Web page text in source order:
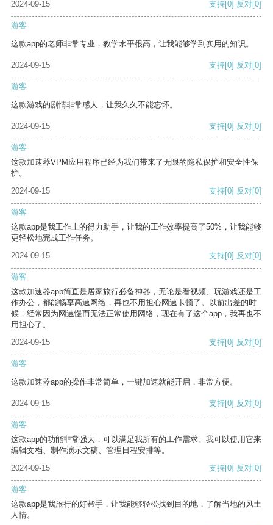
2024-09-15
支持[0] 反对[0]
游客
这款app的老师非常专业，教学水平很高，让我能够学到实用的知识。
2024-09-15 支持[0] 反对[0]
游客
这款游戏的剧情非常感人，让我久久不能忘怀。
2024-09-15 支持[0] 反对[0]
游客
这款加速器VPM应用程序已经为我们带来了无限的隐私保护和安全性保
护。
2024-09-15
支持[0] 反对[0]
游客
这款app是我工作上的得力助手，让我的工作效率提高了50%，让我能够
更轻松地完成工作任务。
2024-09-15
支持[0] 反对[0]
游客
这款加速器app简直是居家旅行必备神器，无论是看视频、玩游戏还是工
作办公，都能畅享高速网络，再也不用担心网速卡顿了。以前出差的时
候，经常因为网速慢而无法正常使用网络，现在有了这个app，我再也不
用担心了。
2024-09-15
支持[0] 反对[0]
游客
这款加速器app的操作非常简单，一键加速就能开启，非常方便。
2024-09-15 支持[0] 反对[0]
游客
这款app的功能非常强大，可以满足我所有的工作需求。我可以使用它来
编辑文档、制作演示文稿、管理日程安排等。
2024-09-15
支持[0] 反对[0]
游客
这款app是我旅行的好帮手，让我能够轻松找到目的地，了解当地的风土
人情。